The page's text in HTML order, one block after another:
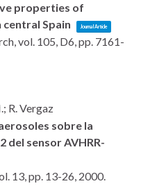
properties of
Spain
Journal Article
vol. 105, D6,pp. 7161-
R. Vergaz
sobre la
del sensor AVHRR-
13,pp. 13-26, 2000.